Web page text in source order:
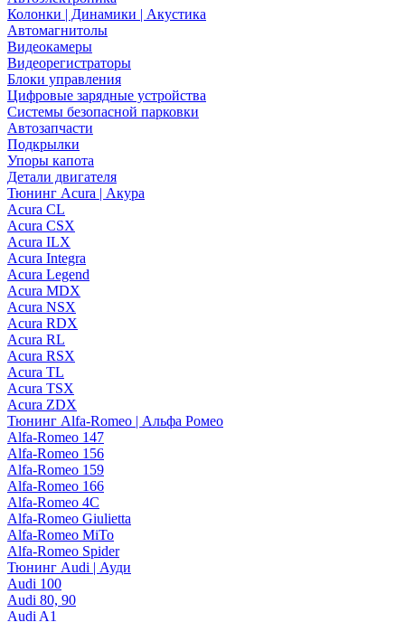
Колонки | Динамики | Акустика
Автомагнитолы
Видеокамеры
Видеорегистраторы
Блоки управления
Цифровые зарядные устройства
Системы безопасной парковки
Автозапчасти
Подкрылки
Упоры капота
Детали двигателя
Тюнинг Acura | Акура
Acura CL
Acura CSX
Acura ILX
Acura Integra
Acura Legend
Acura MDX
Acura NSX
Acura RDX
Acura RL
Acura RSX
Acura TL
Acura TSX
Acura ZDX
Тюнинг Alfa-Romeo | Альфа Ромео
Alfa-Romeo 147
Alfa-Romeo 156
Alfa-Romeo 159
Alfa-Romeo 166
Alfa-Romeo 4C
Alfa-Romeo Giulietta
Alfa-Romeo MiTo
Alfa-Romeo Spider
Тюнинг Audi | Ауди
Audi 100
Audi 80, 90
Audi A1